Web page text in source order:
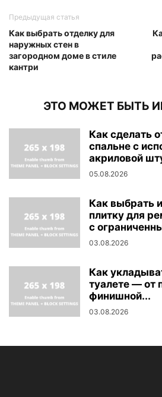
Предыдущая статья
Как выбрать отделку для
наружных стен в
загородном доме в стиле
кантри
ЭТО МОЖЕТ БЫТЬ
Как сделать
спальне с
акриловой
05.08.2026
Как выбрать
плитку для
с
03.08.2026
Как
туалете — от
финишной...
03.08.2026